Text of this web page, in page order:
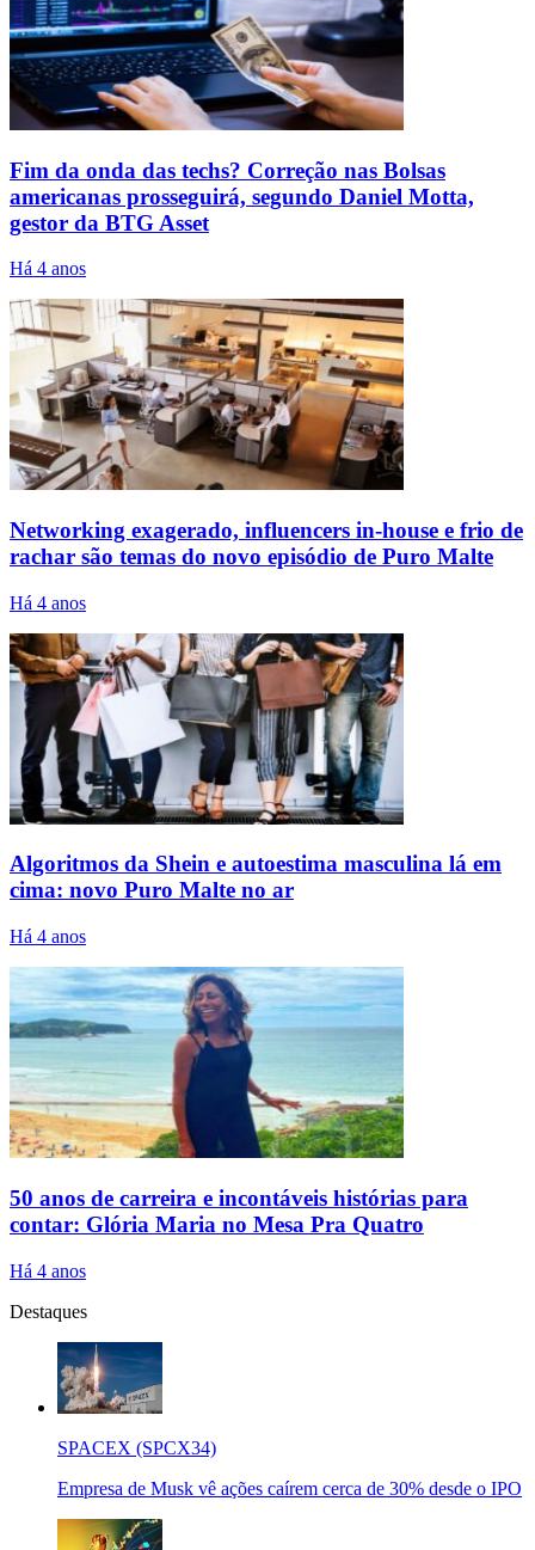
Fim da onda das techs? Correção nas Bolsas
americanas prosseguirá, segundo Daniel Motta,
gestor da BTG Asset
Há 4 anos
Networking exagerado, influencers in-house e frio de
rachar são temas do novo episódio de Puro Malte
Há 4 anos
Algoritmos da Shein e autoestima masculina lá em
cima: novo Puro Malte no ar
Há 4 anos
50 anos de carreira e incontáveis histórias para
contar: Glória Maria no Mesa Pra Quatro
Há 4 anos
Destaques
SPACEX (SPCX34)
Empresa de Musk vê ações caírem cerca de 30% desde o IPO